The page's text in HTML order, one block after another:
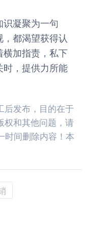
凝聚为一句
都渴望获得认
加指责，私下
时，提供力所能
后发布，目的在于
权和其他问题，请
时间删除内容！本